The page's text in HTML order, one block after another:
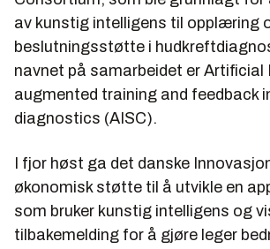
av kunstig intelligens til opplæring
beslutningsstøtte i
navnet på samarbeidet er Artificial
augmented training and feedback
diagnostics (AISC).
I fjor høst ga det danske
økonomisk støtte til å utvikle en
som bruker kunstig intelligens og
tilbakemelding for å gjøre leger